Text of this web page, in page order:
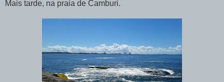
Mais tarde, na praia de Camburi.